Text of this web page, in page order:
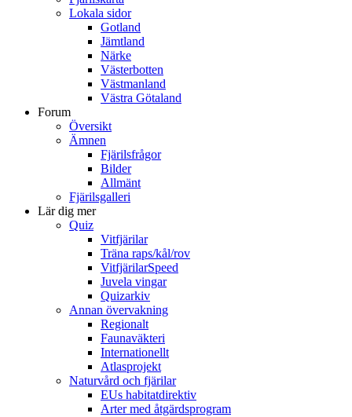
Lokala sidor
Gotland
Jämtland
Närke
Västerbotten
Västmanland
Västra Götaland
Forum
Översikt
Ämnen
Fjärilsfrågor
Bilder
Allmänt
Fjärilsgalleri
Lär dig mer
Quiz
Vitfjärilar
Träna raps/kål/rov
VitfjärilarSpeed
Juvela vingar
Quizarkiv
Annan övervakning
Regionalt
Faunaväkteri
Internationellt
Atlasprojekt
Naturvård och fjärilar
EUs habitatdirektiv
Arter med åtgärdsprogram